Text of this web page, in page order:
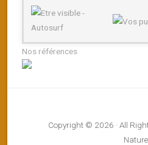
Nos références
Copyright © 2026 · All